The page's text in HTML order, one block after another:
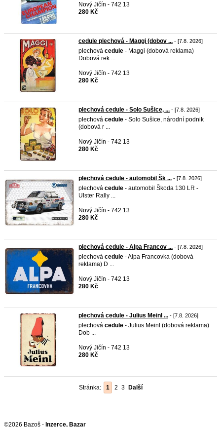
Nový Jičín - 742 13
280 Kč
cedule plechová - Maggi (dobov ... - [7.8. 2026]
plechová cedule - Maggi (dobová reklama)
Dobová rek ...
Nový Jičín - 742 13
280 Kč
plechová cedule - Solo Sušice, ... - [7.8. 2026]
plechová cedule - Solo Sušice, národní podnik
(dobová r ...
Nový Jičín - 742 13
280 Kč
plechová cedule - automobil Šk ... - [7.8. 2026]
plechová cedule - automobil Škoda 130 LR -
Ulster Rally ...
Nový Jičín - 742 13
280 Kč
plechová cedule - Alpa Francov ... - [7.8. 2026]
plechová cedule - Alpa Francovka (dobová
reklama) D ...
Nový Jičín - 742 13
280 Kč
plechová cedule - Julius Meinl ... - [7.8. 2026]
plechová cedule - Julius Meinl (dobová reklama)
Dob ...
Nový Jičín - 742 13
280 Kč
Stránka: 1 2 3 Další
©2026 Bazoš - Inzerce, Bazar